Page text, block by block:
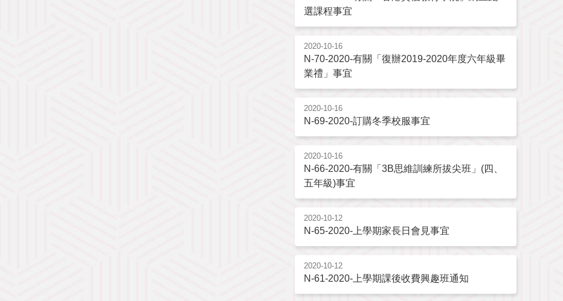
選課程事宜
2020-10-16
N-70-2020-有關「復辦2019-2020年度六年級畢
業禮」事宜
2020-10-16
N-69-2020-訂購冬季校服事宜
2020-10-16
N-66-2020-有關「3B思維訓練所拔尖班」(四、
五年級)事宜
2020-10-12
N-65-2020-上學期家長日會見事宜
2020-10-12
N-61-2020-上學期課後收費興趣班通知